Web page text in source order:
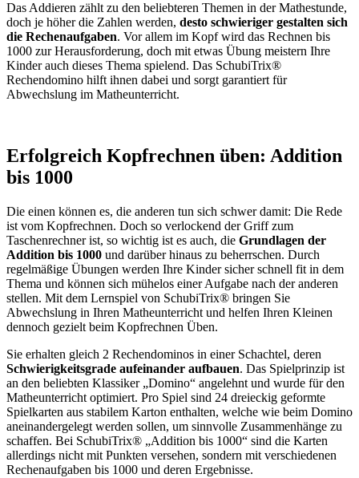
Das Addieren zählt zu den beliebteren Themen in der Mathestunde,
doch je höher die Zahlen werden, desto schwieriger gestalten sich
die Rechenaufgaben. Vor allem im Kopf wird das Rechnen bis
1000 zur Herausforderung, doch mit etwas Übung meistern Ihre
Kinder auch dieses Thema spielend. Das SchubiTrix®
Rechendomino hilft ihnen dabei und sorgt garantiert für
Abwechslung im Matheunterricht.
Erfolgreich Kopfrechnen üben: Addition
bis 1000
Die einen können es, die anderen tun sich schwer damit: Die Rede
ist vom Kopfrechnen. Doch so verlockend der Griff zum
Taschenrechner ist, so wichtig ist es auch, die Grundlagen der
Addition bis 1000 und darüber hinaus zu beherrschen. Durch
regelmäßige Übungen werden Ihre Kinder sicher schnell fit in dem
Thema und können sich mühelos einer Aufgabe nach der anderen
stellen. Mit dem Lernspiel von SchubiTrix® bringen Sie
Abwechslung in Ihren Matheunterricht und helfen Ihren Kleinen
dennoch gezielt beim Kopfrechnen Üben.
Sie erhalten gleich 2 Rechendominos in einer Schachtel, deren
Schwierigkeitsgrade aufeinander aufbauen. Das Spielprinzip ist
an den beliebten Klassiker „Domino“ angelehnt und wurde für den
Matheunterricht optimiert. Pro Spiel sind 24 dreieckig geformte
Spielkarten aus stabilem Karton enthalten, welche wie beim Domino
aneinandergelegt werden sollen, um sinnvolle Zusammenhänge zu
schaffen. Bei SchubiTrix® „Addition bis 1000“ sind die Karten
allerdings nicht mit Punkten versehen, sondern mit verschiedenen
Rechenaufgaben bis 1000 und deren Ergebnisse.